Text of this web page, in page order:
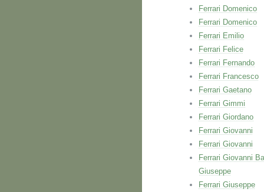
Ferrari Domenico
Ferrari Domenico
Ferrari Emilio
Ferrari Felice
Ferrari Fernando
Ferrari Francesco
Ferrari Gaetano
Ferrari Gimmi
Ferrari Giordano
Ferrari Giovanni
Ferrari Giovanni
Ferrari Giovanni
Giuseppe
Ferrari Giuseppe